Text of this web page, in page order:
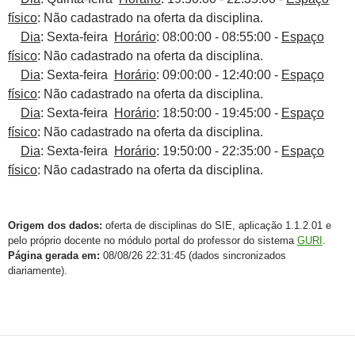
físico: Não cadastrado na oferta da disciplina.
Dia: Sexta-feira Horário: 08:00:00 - 08:55:00 - Espaço
físico: Não cadastrado na oferta da disciplina.
Dia: Sexta-feira Horário: 09:00:00 - 12:40:00 - Espaço
físico: Não cadastrado na oferta da disciplina.
Dia: Sexta-feira Horário: 18:50:00 - 19:45:00 - Espaço
físico: Não cadastrado na oferta da disciplina.
Dia: Sexta-feira Horário: 19:50:00 - 22:35:00 - Espaço
físico: Não cadastrado na oferta da disciplina.
Origem dos dados: oferta de disciplinas do SIE, aplicação 1.1.2.01 e
pelo próprio docente no módulo portal do professor do sistema GURI
Página gerada em: 08/08/26 22:31:45 (dados sincronizados
diariamente).